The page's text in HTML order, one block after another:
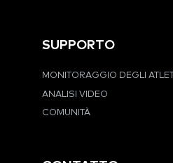
SUPPORTO
MONITORAGGIO DEGLI ATLETI
ANALISI VIDEO
COMUNITÀ